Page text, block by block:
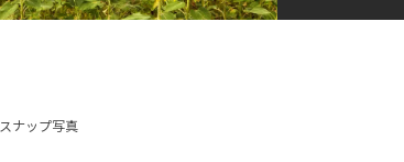
スナップ写真